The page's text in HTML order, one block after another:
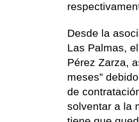
Desde la
Las Palmas,
Pérez Zarza,
meses”
de
solventar a la